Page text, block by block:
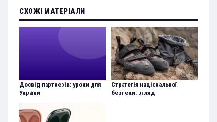
СХОЖІ МАТЕРІАЛИ
Досвід партнерів: уроки для
України
Стратегія національної
безпеки: огляд